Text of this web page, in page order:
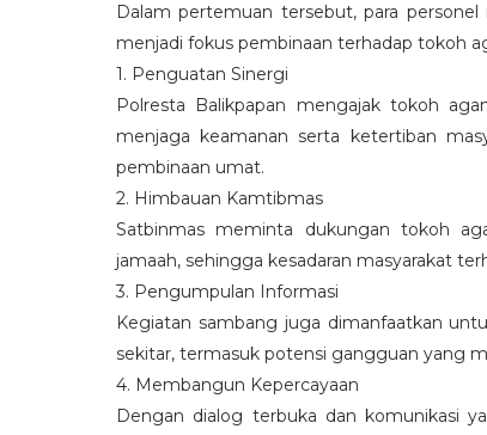
Dalam pertemuan tersebut, para
menjadi fokus pembinaan terhadap tokoh
1. Penguatan Sinergi
Polresta Balikpapan mengajak tokoh
menjaga keamanan serta ketertiban
pembinaan umat.
2. Himbauan Kamtibmas
Satbinmas meminta dukungan tokoh
jamaah, sehingga kesadaran masyarakat
3. Pengumpulan Informasi
Kegiatan sambang juga dimanfaatkan
sekitar, termasuk potensi gangguan yang
4. Membangun Kepercayaan
Dengan dialog terbuka dan komunikasi